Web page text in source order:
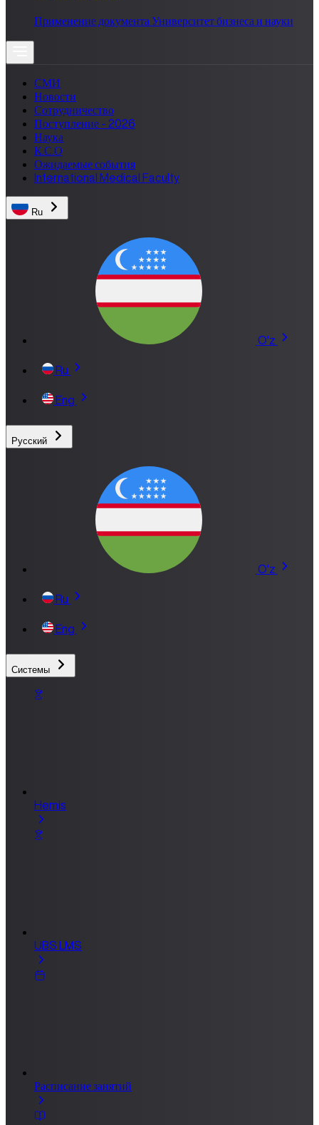
Применение документа Университет бизнеса и науки
СМИ
Новости
Сотрудничество
Поступление - 2026
Наука
К.С.О
Ожидаемые события
International Medical Faculty
Ru
O'z
Ru
Eng
Русский
O'z
Ru
Eng
Системы
Hemis
UBS LMS
Расписание занятий